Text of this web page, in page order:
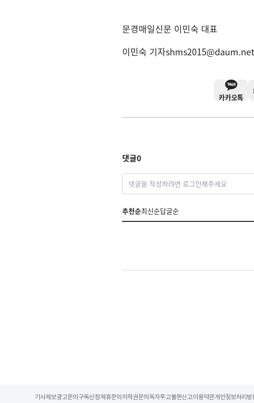
문경매일신문 이민숙 대표
이민숙 기자shms2015@daum.net
카카오톡
댓글0
댓글을 작성하려면 로그인해주세요
추천순최신순답글순
기사제보광고문의 구독신청제휴문의 저작권문의 독자투고불편신고이용약관개인정보처리방